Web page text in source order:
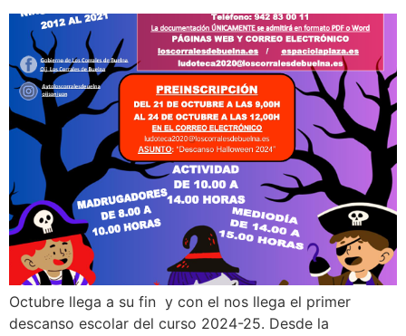
Octubre llega a su fin y con el nos llega el primer
descanso escolar del curso 2024-25. Desde la